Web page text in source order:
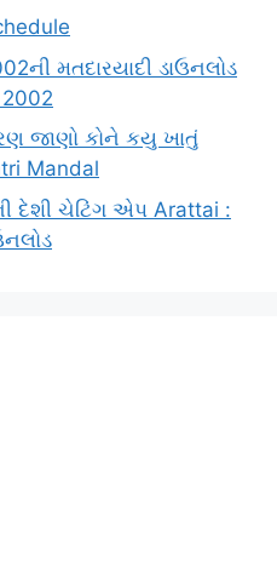
મતદારયાદી ડાઉનલોડ
જાણો કોને કયુ ખાતું
Mandal
દેશી ચેટિંગ એપ Arattai :